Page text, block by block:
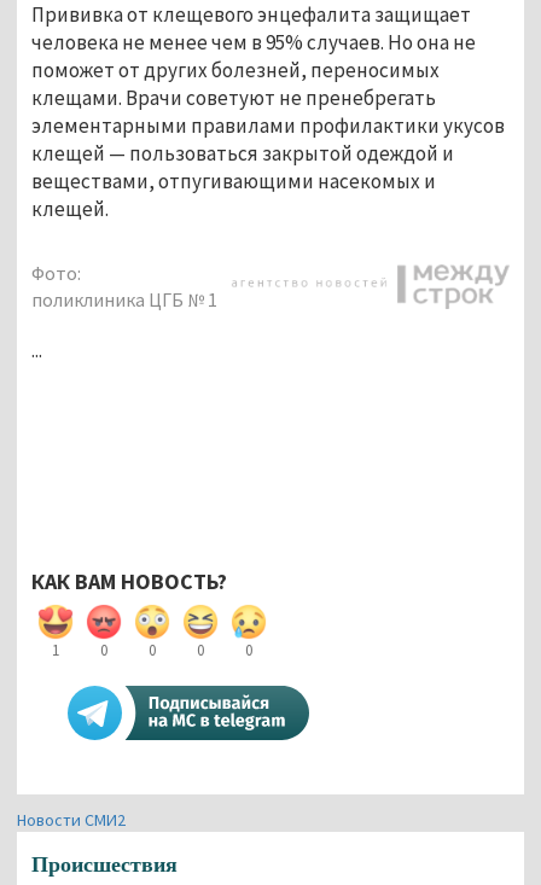
Прививка от клещевого энцефалита защищает
человека не менее чем в 95% случаев. Но она не
поможет от других болезней, переносимых
клещами. Врачи советуют не пренебрегать
элементарными правилами профилактики укусов
клещей — пользоваться закрытой одеждой и
веществами, отпугивающими насекомых и
клещей.
Фото:
поликлиника ЦГБ № 1
...
КАК ВАМ НОВОСТЬ?
1 0 0 0 0
Новости СМИ2
Происшествия